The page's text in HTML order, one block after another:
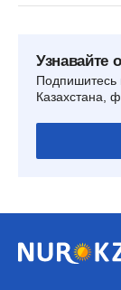
Узнавайте
Подпишитесь
Казахстана,